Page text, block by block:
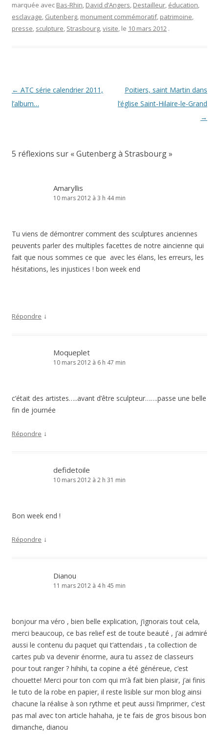
marquée avec Bas-Rhin, David d’Angers, Destailleur, éducation,
esclavage, Gutenberg, monument commémoratif, patrimoine,
presse, sculpture, Strasbourg,visite, le 10 mars 2012 .
Navigation
des
← ATC série calendrier 2011,
l’album…
Poitiers, saint Martin dans
l’église Saint-Hilaire-le-Grand
→
5 réflexions sur «Gutenberg à Strasbourg»
Amaryllis
10 mars 2012 à 3 h 44 min
Tu viens de démontrer comment des sculptures anciennes
peuvents parler des multiples facettes de notre aincienne qui
fait que nous sommes ce que avec les élans, les erreurs, les
hésitations, les injustices ! bon week end
Répondre ↓
Moqueplet
10 mars 2012 à 6 h 47 min
c’était des artistes…..avant d’être sculpteur…….passe une belle
fin de journée
Répondre ↓
defidetoile
10 mars 2012 à 2 h 31 min
Bon week end !
Répondre ↓
Dianou
11 mars 2012 à 4 h 45 min
bonjour ma véro , bien belle explication, j’ignorais tout cela,
merci beaucoup, ce bas relief est de toute beauté , j’ai admiré
aussi le contenu du paquet qui t’attendais , ta collection de
cartes pub va devenir énorme, aura tu assez de classeurs
pour tout ranger ? hihihi, ta copine a été généreue, c’est
chouette! Merci pour ton com qui m’à fait bien plaisir, j’ai finis
le tuto de la robe en papier, il reste lisible sur mon blog ainsi
chacune la réalise à son rythme et peut aussi l’imprimer, c’est
pas mal avec ton article hahaha, je te fais de gros bisous bon
dimanche, dianou